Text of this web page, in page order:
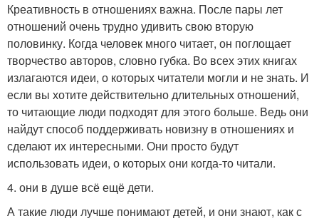
Креативность в отношениях важна. После пары лет
отношений очень трудно удивить свою вторую
половинку. Когда человек много читает, он поглощает
творчество авторов, словно губка. Во всех этих книгах
излагаются идеи, о которых читатели могли и не знать. И
если вы хотите действительно длительных отношений,
то читающие люди подходят для этого больше. Ведь они
найдут способ поддерживать новизну в отношениях и
сделают их интересными. Они просто будут
использовать идеи, о которых они когда-то читали.
4. они в душе всё ещё дети.
А такие люди лучше понимают детей, и они знают, как с